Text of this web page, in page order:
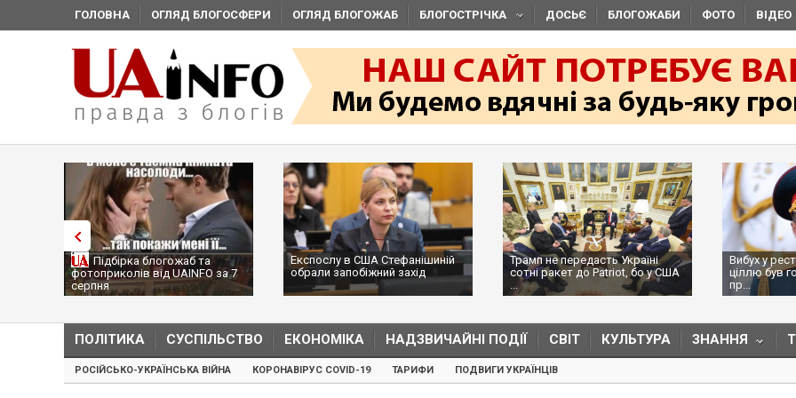
ГОЛОВНА ОГЛЯД БЛОГОСФЕРИ ОГЛЯД БЛОГОЖАБ БЛОГОСТРІЧКА ДОСЬЄ БЛОГОЖАБИ ФОТО ВІДЕО
Підбірка блогожаб та
фотоприколів від UAINFO за 7
серпня
Експослу в США Стефанішиній
обрали запобіжний захід
Трамп не передасть Україні
сотні ракет до Patriot, бо у США
...
Вибух у
ціллю був
пр...
ПОЛІТИКА СУСПІЛЬСТВО ЕКОНОМІКА НАДЗВИЧАЙНІ ПОДІЇ СВІТ КУЛЬТУРА ЗНАННЯ
РОСІЙСЬКО-УКРАЇНСЬКА ВІЙНА КОРОНАВІРУС COVID-19 ТАРИФИ ПОДВИГИ УКРАЇНЦІВ